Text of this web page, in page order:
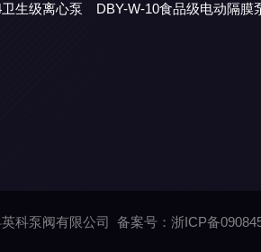
生级离心泵
DBY-W-10食品级电动隔膜
科泵阀有限公司 备案号：浙ICP备